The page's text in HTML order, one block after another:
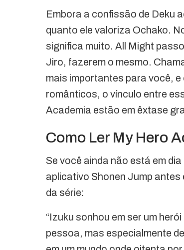
Embora a confissão de Deku
quanto ele valoriza Ochako.
significa muito. All Might
Jiro, fazerem o mesmo.
mais importantes para você,
românticos, o vínculo entre
Academia estão em êxtase
Como Ler My Hero
Se você ainda não está em dia
aplicativo Shonen Jump
da série:
“Izuku sonhou em ser um
pessoa, mas especialmente